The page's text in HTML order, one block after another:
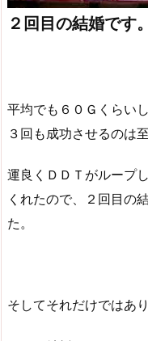
２回目の結婚です。
平均でも６０Ｇくらい
３回も成功させるのは
運良くＤＤＴがループ
くれたので、２回目の
た。
そしてそれだけではあり